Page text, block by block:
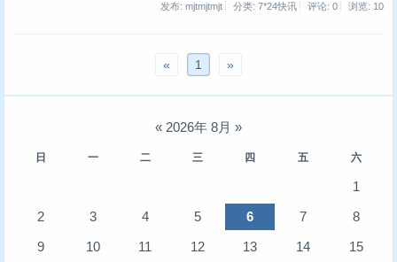
发布: mjtmjtmjt 分类: 7*24快讯 评论: 0 浏览: 10
« 1 »
« 2026年 8月 »
日 一 二 三 四 五 六
1
2
3 4 5 6 7
8
9
10 11 12 13 14
15